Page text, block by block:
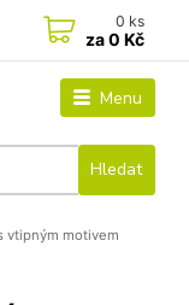
Menu
Hledat
0 ks
za0 Kč
vtipným motivem